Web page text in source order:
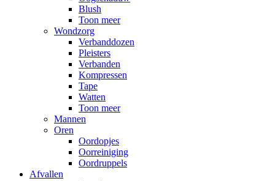
Blush
Toon meer
Wondzorg
Verbanddozen
Pleisters
Verbanden
Kompressen
Tape
Watten
Toon meer
Mannen
Oren
Oordopjes
Oorreiniging
Oordruppels
Afvallen